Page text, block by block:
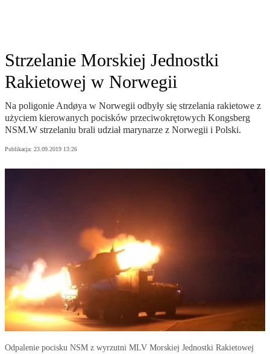
Strzelanie Morskiej Jednostki
Rakietowej w Norwegii
Na poligonie Andøya w Norwegii odbyły się strzelania rakietowe z
użyciem kierowanych pocisków przeciwokrętowych Kongsberg
NSM.W strzelaniu brali udział marynarze z Norwegii i Polski.
Publikacja: 23.09.2019 13:26
Odpalenie pocisku NSM z wyrzutni MLV Morskiej Jednostki Rakietowej